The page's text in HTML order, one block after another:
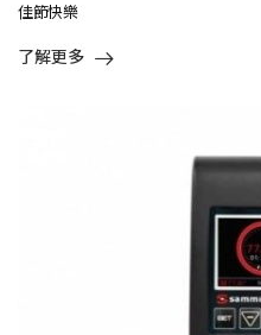
佳節快樂
了解更多